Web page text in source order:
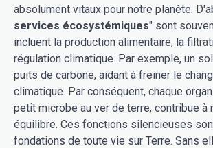
absolument vitaux pour notre planète.
services écosystémiques" sont
incluent la production alimentaire, la
régulation climatique. Par exemple, un
puits de carbone, aidant à freiner le
climatique. Par conséquent, chaque
petit microbe au ver de terre, contribue à
équilibre. Ces fonctions silencieuses
fondations de toute vie sur Terre. Sans